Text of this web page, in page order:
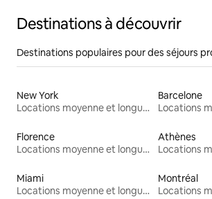
Destinations à découvrir
Destinations populaires pour des séjours
New York
Locations moyenne et longue durée
Barcelone
Florence
Locations moyenne et longue durée
Athènes
Miami
Locations moyenne et longue durée
Montréal